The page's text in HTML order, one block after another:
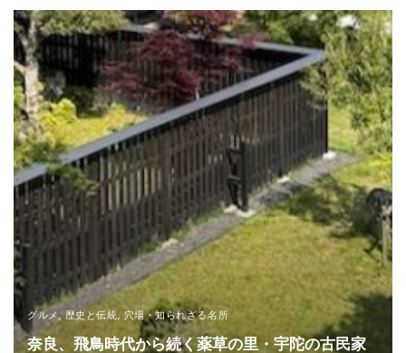
グルメ,歴史と伝統, 穴場・知られざる名所
奈良、飛鳥時代から続く薬草の里・宇陀の古民家